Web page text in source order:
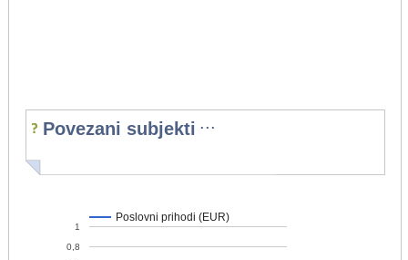
Povezani subjekti ...
Poslovni prihodi (EUR)
0,8
1